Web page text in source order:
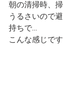
朝の清掃時、
うるさいので
持ちで…
こんな感じです